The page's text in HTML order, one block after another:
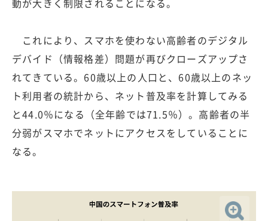
これにより、スマホを使わない高齢者のデジタル
デバイド（情報格差）問題が再びクローズアップさ
れてきている。60歳以上の人口と、60歳以上のネッ
ト利用者の統計から、ネット普及率を計算してみる
と44.0％になる（全年齢では71.5％）。高齢者の半
分弱がスマホでネットにアクセスをしていることに
なる。